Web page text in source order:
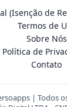
(Isenção de
Termos de
Sobre Nós
Política de
Contato
| Todos